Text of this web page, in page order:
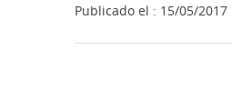
Publicado el : 15/05/2017